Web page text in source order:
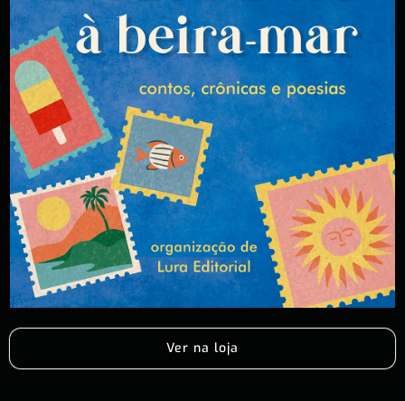
Ver na loja